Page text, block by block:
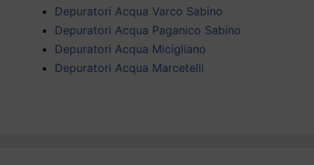
Depuratori Acqua Varco Sabino
Depuratori Acqua Paganico Sabino
Depuratori Acqua Micigliano
Depuratori Acqua Marcetelli